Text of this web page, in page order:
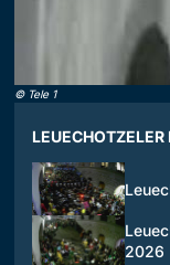
© Tele 1
LEUECHOTZELER
2026